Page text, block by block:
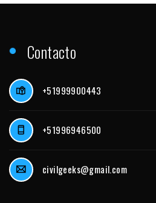
Contacto
+51999900443
+51996946500
civilgeeks@gmail.com